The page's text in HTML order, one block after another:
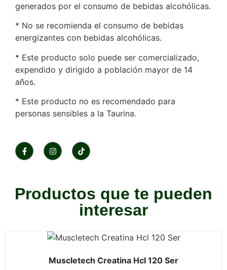
generados por el consumo de bebidas alcohólicas.
* No se recomienda el consumo de bebidas
energizantes con bebidas alcohólicas.
* Este producto solo puede ser comercializado,
expendido y dirigido a población mayor de 14
años.
* Este producto no es recomendado para
personas sensibles a la Taurina.
Productos que te pueden
interesar
Muscletech Creatina Hcl 120 Ser